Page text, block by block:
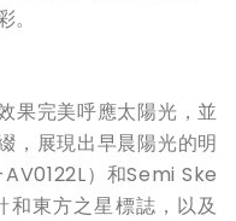
果完美呼應太陽光，並
，展現出早晨陽光的明
）和Semi Ske
東方之星標誌，以及